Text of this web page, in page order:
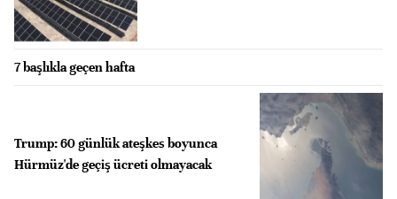
7 başlıkla geçen hafta
Trump: 60 günlük ateşkes boyunca
Hürmüz'de geçiş ücreti olmayacak